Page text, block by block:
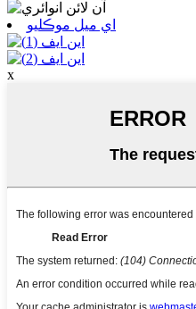
اي ميل موڪليو
x